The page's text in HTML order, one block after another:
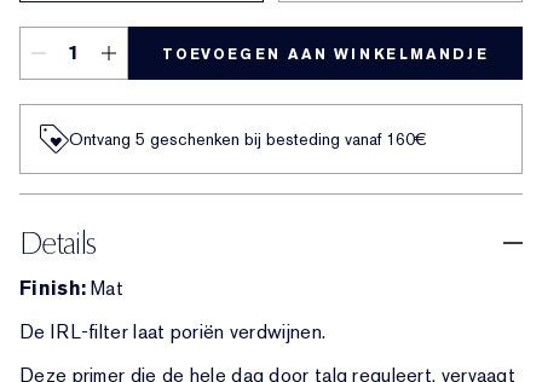
TOEVOEGEN AAN WINKELMANDJE
Ontvang 5 geschenken bij besteding vanaf 160€
Details
Finish:Mat
De IRL-filter laat poriën verdwijnen.
Deze primer die de hele dag door talg reguleert, vervaagt